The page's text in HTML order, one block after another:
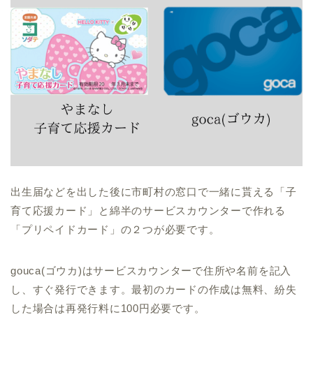
出生届などを出した後に市町村の窓口で一緒に貰える「子
育て応援カード」と綿半のサービスカウンターで作れる
「プリペイドカード」の２つが必要です。
gouca(ゴウカ)はサービスカウンターで住所や名前を記入
し、すぐ発行できます。最初のカードの作成は無料、紛失
した場合は再発行料に100円必要です。